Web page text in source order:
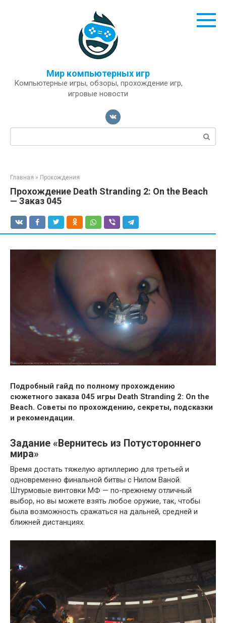
Мир компьютерных игр
Компьютерные игры, обзоры, прохождение игр,
игровые новости
Поиск:
Главная » Прохождения
Прохождение Death Stranding 2: On the Beach
— Заказ 045
Подробный гайд по полному прохождению
сюжетного заказа 045 игры Death Stranding 2: On the
Beach. Советы по прохождению, секреты, подсказки
и рекомендации.
Задание «Вернитесь из Потустороннего
мира»
Время достать тяжелую артиллерию для третьей и
одновременно финальной битвы с Нилом Ваной.
Штурмовые винтовки МФ — по-прежнему отличный
выбор, но вы можете взять любое оружие, так, чтобы
была возможность сражаться на дальней, средней и
ближней дистанциях.